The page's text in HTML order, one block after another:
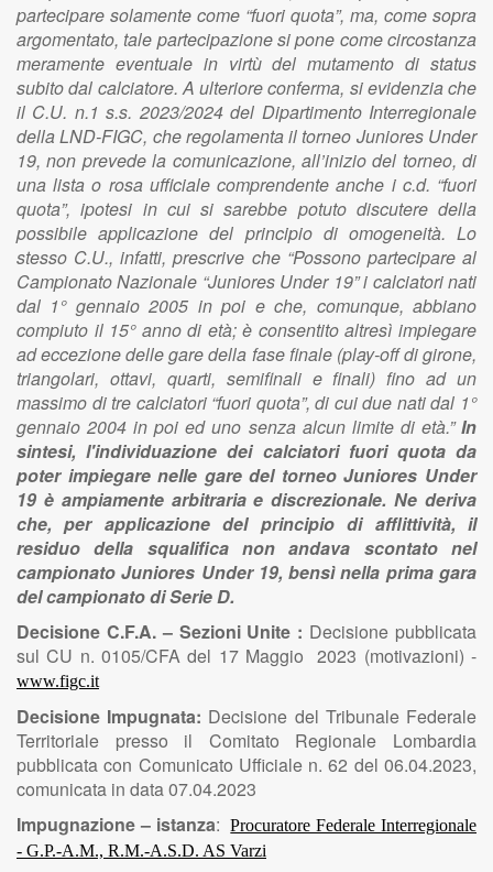
In
sintesi, l'individuazione dei calciatori fuori quota da
poter impiegare nelle gare del torneo Juniores Under
19 è ampiamente arbitraria e discrezionale. Ne deriva
che, per applicazione del principio di afflittività, il
residuo della squalifica non andava scontato nel
campionato Juniores Under 19, bensì nella prima gara
del campionato di Serie D.
Decisione C.F.A. – Sezioni Unite : Decisione pubblicata
sul CU n. 0105/CFA del 17 Maggio 2023 (motivazioni) -
www.figc.it
Decisione Impugnata: Decisione del Tribunale Federale
Territoriale presso il Comitato Regionale Lombardia
pubblicata con Comunicato Ufficiale n. 62 del 06.04.2023,
comunicata in data 07.04.2023
Impugnazione – istanza:Procuratore Federale Interregionale
- G.P.-A.M., R.M.-A.S.D. AS Varzi